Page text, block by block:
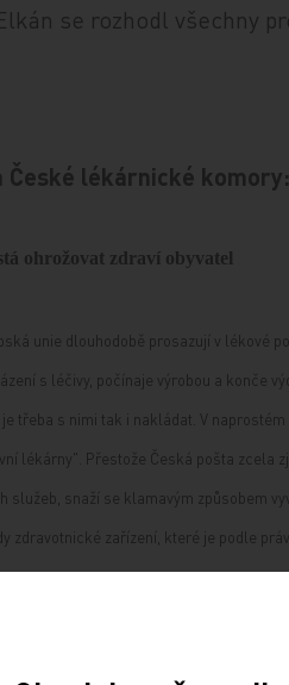
se rozhodl všechny
lékárnické komory:
ohrožovat zdraví obyvatel
unie dlouhodobě prosazují v lékové
s léčivy, počínaje výrobou a konče
třeba s nimi tak i nakládat. V
lékárny". Přestože Česká pošta zcela
služeb, snaží se klamavým způsobem
zdravotnické zařízení, které je podle
vzdělanými a atestovanými odborníky. Z
jinak, než jako hazard se zdravím